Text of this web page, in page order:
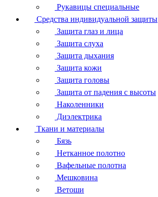
Рукавицы специальные
Средства индивидуальной защиты
Защита глаз и лица
Защита слуха
Защита дыхания
Защита кожи
Защита головы
Защита от падения с высоты
Наколенники
Диэлектрика
Ткани и материалы
Бязь
Нетканное полотно
Вафельные полотна
Мешковина
Ветоши